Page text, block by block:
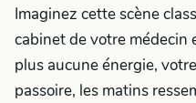
Imaginez cette scène
cabinet de votre médecin
plus aucune énergie,
passoire, les matins